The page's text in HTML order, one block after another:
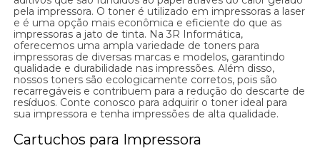
pela impressora. O toner é utilizado em impressoras a laser
e é uma opção mais econômica e eficiente do que as
impressoras a jato de tinta. Na 3R Informática,
oferecemos uma ampla variedade de toners para
impressoras de diversas marcas e modelos, garantindo
qualidade e durabilidade nas impressões. Além disso,
nossos toners são ecologicamente corretos, pois são
recarregáveis e contribuem para a redução do descarte de
resíduos. Conte conosco para adquirir o toner ideal para
sua impressora e tenha impressões de alta qualidade.
Cartuchos para Impressora